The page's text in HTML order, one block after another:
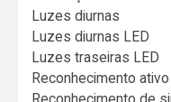
Luzes diurnas
Luzes diurnas LED
Luzes traseiras LED
Reconhecimento